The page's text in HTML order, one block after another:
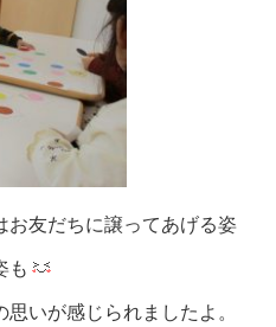
お友だちに譲ってあげる姿
も
いが感じられましたよ。